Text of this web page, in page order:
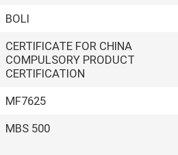
BOLI
CERTIFICATE FOR CHINA
COMPULSORY PRODUCT
CERTIFICATION
MF7625
MBS 500